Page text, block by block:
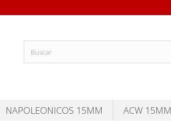
NAPOLEONICOS 15MM ACW 15MM